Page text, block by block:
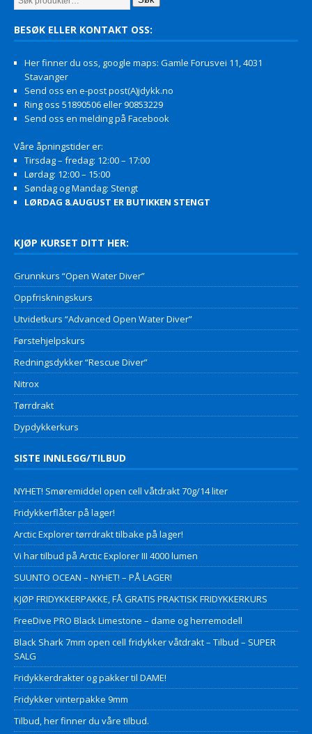
BESØK ELLER KONTAKT OSS:
Her finner du oss, google maps: Gamle Forusvei 11, 4031
Stavanger
Send oss en e-post post(A)jdykk.no
Ring oss 51890506 eller 90853229
Send oss en melding på Facebook
Våre åpningstider er:
Tirsdag – fredag: 12:00 – 17:00
Lørdag: 12:00 – 15:00
Søndag og Mandag: Stengt
LØRDAG 8.AUGUST ER BUTIKKEN STENGT
KJØP KURSET DITT HER:
Grunnkurs “Open Water Diver”
Oppfriskningskurs
Utvidetkurs “Advanced Open Water Diver”
Førstehjelpskurs
Redningsdykker “Rescue Diver”
Nitrox
Tørrdrakt
Dypdykkerkurs
SISTE INNLEGG/TILBUD
NYHET! Smøremiddel open cell våtdrakt 70g/14 liter
Fridykkerflåter på lager!
Arctic Explorer tørrdrakt tilbake på lager!
Vi har tilbud på Arctic Explorer III 4000 lumen
SUUNTO OCEAN – NYHET! – PÅ LAGER!
KJØP FRIDYKKERPAKKE, FÅ GRATIS PRAKTISK FRIDYKKERKURS
FreeDive PRO Black Limestone – dame og herremodell
Black Shark 7mm open cell fridykker våtdrakt – Tilbud – SUPER
SALG
Fridykkerdrakter og pakker til DAME!
Fridykker vinterpakke 9mm
Tilbud, her finner du våre tilbud.